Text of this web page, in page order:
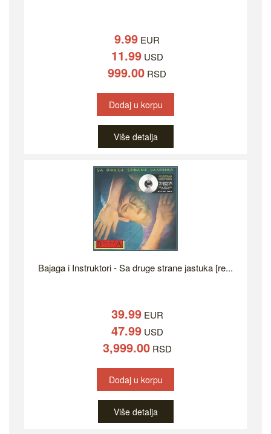
9.99 EUR
11.99USD
999.00 RSD
Dodaj u korpu
Više detalja
Bajaga i Instruktori - Sa druge strane jastuka [re...
39.99EUR
47.99USD
3,999.00RSD
Dodaj u korpu
Više detalja